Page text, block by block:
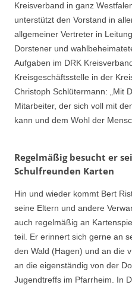
Kreisverband in ganz
unterstützt den Vorstand in
allgemeiner Vertreter in
Dorstener und
Aufgaben im DRK
Kreisgeschäftsstelle in der
Christoph Schlütermann: „Mit
Mitarbeiter, der sich voll mit
kann und dem Wohl der
Regelmäßig besucht er
Schulfreunden Karten
Hin und wieder kommt Bert
seine Eltern und andere
auch regelmäßig an
teil. Er erinnert sich gerne an
den Wald (Hagen) und an die
an die eigenständig von der
Jugendtreffs im Pfarrheim. In